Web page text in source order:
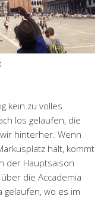
kein zu volles
los gelaufen, die
hinterher. Wenn
hält, kommt
der Hauptsaison
die Accademia
gelaufen, wo es im